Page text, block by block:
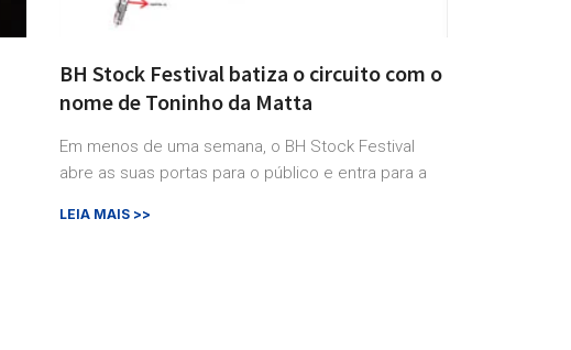
BH Stock Festival batiza o circuito com o
nome de Toninho da Matta
Em menos de uma semana, o BH Stock Festival
abre as suas portas para o público e entra para a
LEIA MAIS >>